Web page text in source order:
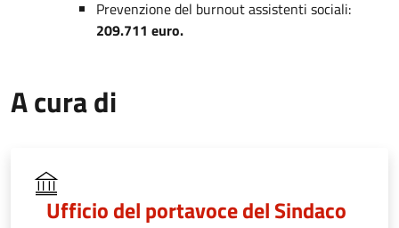
Prevenzione del burnout assistenti sociali:
209.711 euro.
A cura di
Ufficio del portavoce del Sindaco